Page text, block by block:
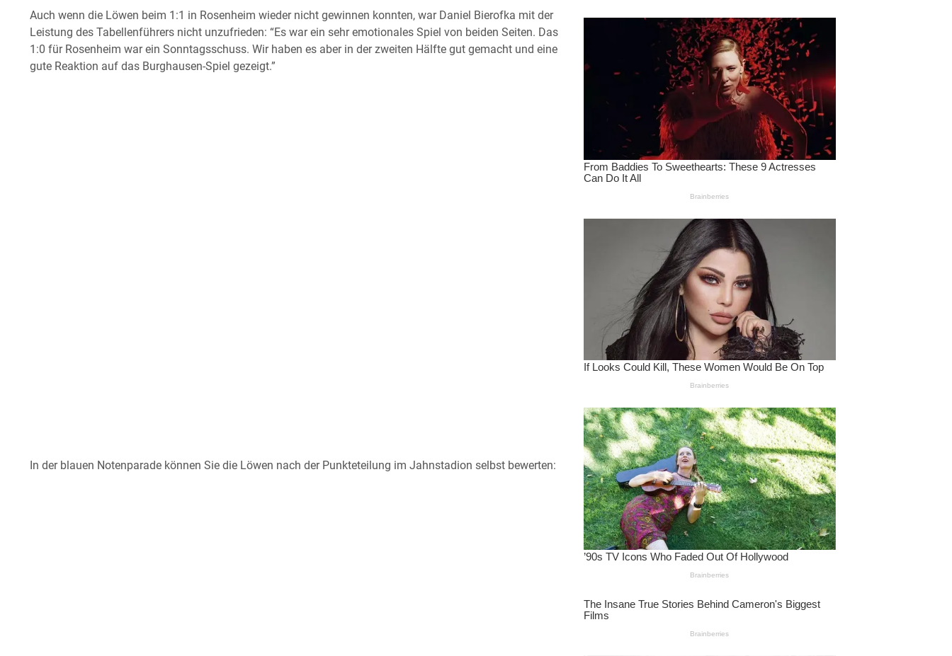
Auch wenn die Löwen beim 1:1 in Rosenheim wieder nicht gewinnen konnten, war Daniel Bierofka mit der
Leistung des Tabellenführers nicht unzufrieden: “Es war ein sehr emotionales Spiel von beiden Seiten. Das
1:0 für Rosenheim war ein Sonntagsschuss. Wir haben es aber in der zweiten Hälfte gut gemacht und eine
gute Reaktion auf das Burghausen-Spiel gezeigt.”
In der blauen Notenparade können Sie die Löwen nach der Punkteteilung im Jahnstadion selbst bewerten: